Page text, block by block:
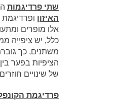
שתי פרדיגמות
האיזון
אלו מופרים
כלל, יש ציפייה
משתנים, כך
הציפיות בפער
של שינויים
פרדיגמת